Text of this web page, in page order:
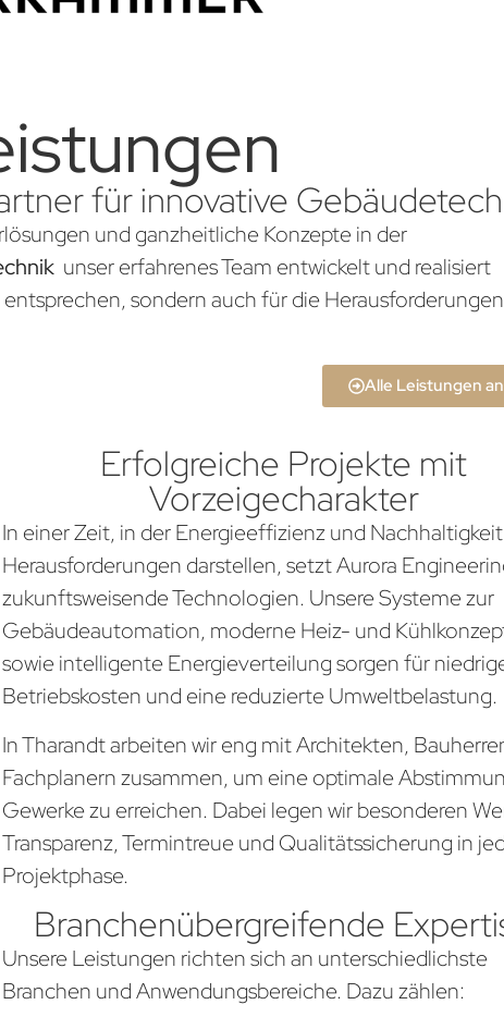
für innovative
und ganzheitliche Konzepte in der
unser erfahrenes Team entwickelt und realisiert
sondern auch für die
Alle Leistungen
Erfolgreiche Projekte mit
Vorzeigecharakter
In einer Zeit, in der Energieeffizienz und
Herausforderungen darstellen, setzt Aurora
zukunftsweisende Technologien. Unsere Systeme zur
Gebäudeautomation, moderne Heiz- und
sowie intelligente Energieverteilung sorgen für
Betriebskosten und eine reduzierte Umweltbelastung.
In Tharandt arbeiten wir eng mit Architekten,
Fachplanern zusammen, um eine optimale
Gewerke zu erreichen. Dabei legen wir besonderen
Transparenz, Termintreue und Qualitätssicherung in
Projektphase.
Branchenübergreifende
Unsere Leistungen richten sich an unterschiedlichste
Branchen und Anwendungsbereiche. Dazu zählen: